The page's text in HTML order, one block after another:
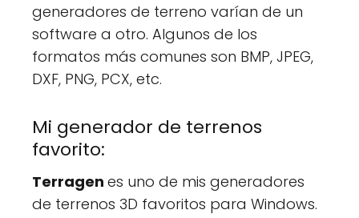
generadores de terreno varían de un
software a otro. Algunos de los
formatos más comunes son BMP, JPEG,
DXF, PNG, PCX, etc.
Mi generador de terrenos
favorito:
Terragen es uno de mis generadores
de terrenos 3D favoritos para Windows.